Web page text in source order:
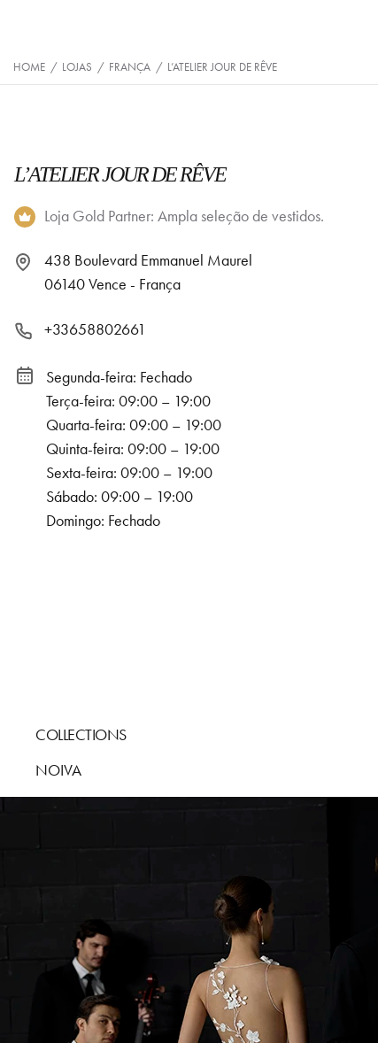
HOME / LOJAS / FRANÇA / L’ATELIER JOUR DE RÊVE
L’ATELIER JOUR DE RÊVE
Loja Gold Partner: Ampla seleção de vestidos.
438 Boulevard Emmanuel Maurel
06140 Vence - França
+33658802661
Segunda-feira: Fechado
Terça-feira: 09:00 – 19:00
Quarta-feira: 09:00 – 19:00
Quinta-feira: 09:00 – 19:00
Sexta-feira: 09:00 – 19:00
Sábado: 09:00 – 19:00
Domingo: Fechado
COLLECTIONS
NOIVA